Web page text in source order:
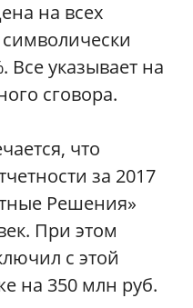
на всех
указывает на
сговора.
что
за 2017
Решения»
При этом
с этой
на 350 млн руб.